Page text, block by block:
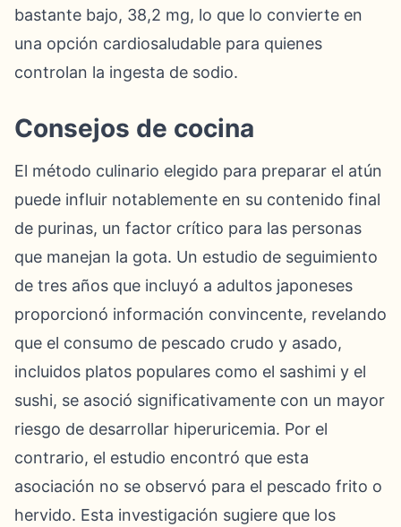
bastante bajo, 38,2 mg, lo que lo convierte en
una opción cardiosaludable para quienes
controlan la ingesta de sodio.
Consejos de cocina
El método culinario elegido para preparar el atún
puede influir notablemente en su contenido final
de purinas, un factor crítico para las personas
que manejan la gota. Un estudio de seguimiento
de tres años que incluyó a adultos japoneses
proporcionó información convincente, revelando
que el consumo de pescado crudo y asado,
incluidos platos populares como el sashimi y el
sushi, se asoció significativamente con un mayor
riesgo de desarrollar hiperuricemia. Por el
contrario, el estudio encontró que esta
asociación no se observó para el pescado frito o
hervido. Esta investigación sugiere que los